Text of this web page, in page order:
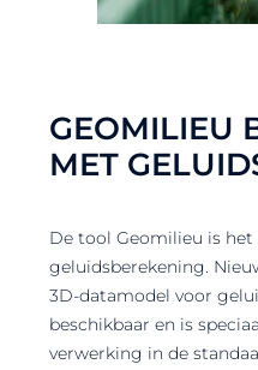
GEOMILIEU
MET
De tool Geomilieu is
geluidsberekening.
3D-datamodel voor
beschikbaar en is
verwerking in de